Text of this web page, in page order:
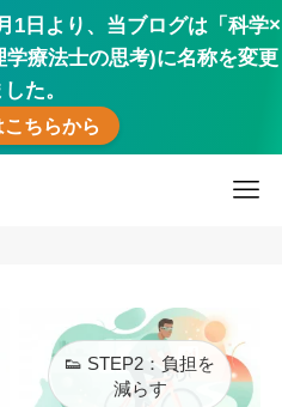
1日より、当ブログは「科学×
療法士の思考)に名称を変更
た。
ちらから
👟 STEP2：負担を
減らす